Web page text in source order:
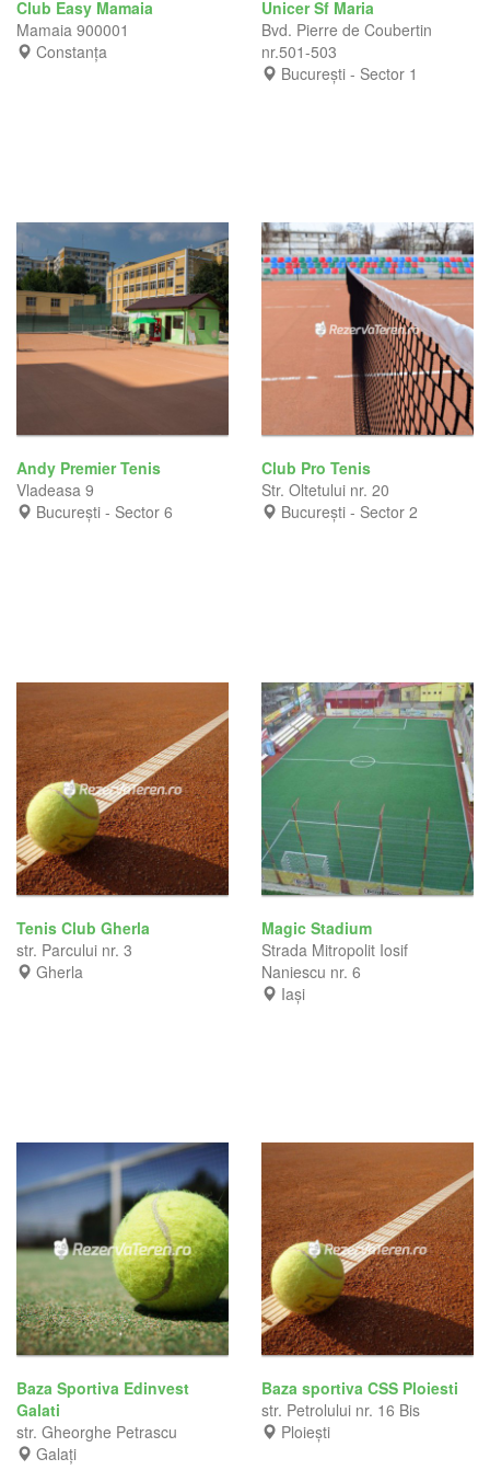
Club Easy Mamaia
Mamaia 900001
Constanța
Unicer Sf Maria
Bvd. Pierre de Coubertin
nr.501-503
București - Sector 1
Andy Premier Tenis
Vladeasa 9
București - Sector 6
Club Pro Tenis
Str. Oltetului nr. 20
București - Sector 2
Tenis Club Gherla
str. Parcului nr. 3
Gherla
Magic Stadium
Strada Mitropolit Iosif
Naniescu nr. 6
Iași
Baza Sportiva Edinvest
Galati
str. Gheorghe Petrascu
Galați
Baza sportiva CSS Ploiesti
str. Petrolului nr. 16 Bis
Ploiești